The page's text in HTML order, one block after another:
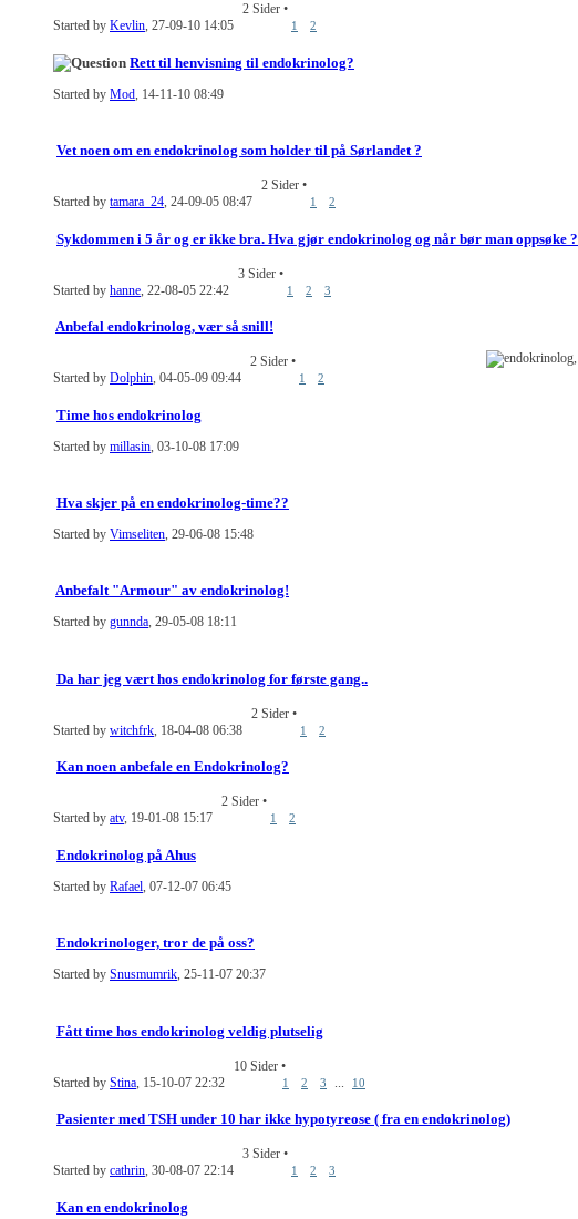
Started by Kevlin, 27-09-10 14:05
2 Sider •
1 2
Rett til henvisning til endokrinolog?
Started by Mod , 14-11-10 08:49
Vet noen om en endokrinolog som holder til på Sørlandet ?
Started by tamara_24, 24-09-05 08:47
2 Sider •
1 2
Sykdommen i 5 år og er ikke bra. Hva gjør endokrinolog og når bør man oppsøke ?
Started by hanne , 22-08-05 22:42
3 Sider •
1 2 3
Anbefal endokrinolog, vær så snill!
Started by Dolphin, 04-05-09 09:44
2 Sider •
1 2
Time hos endokrinolog
Started by millasin , 03-10-08 17:09
Hva skjer på en endokrinolog-time??
Started by Vimseliten, 29-06-08 15:48
Anbefalt "Armour" av endokrinolog!
Started by gunnda, 29-05-08 18:11
Da har jeg vært hos endokrinolog for første gang..
Started by witchfrk, 18-04-08 06:38
2 Sider •
1 2
Kan noen anbefale en Endokrinolog?
Started by atv, 19-01-08 15:17
2 Sider •
1 2
Endokrinolog på Ahus
Started by Rafael, 07-12-07 06:45
Endokrinologer, tror de på oss?
Started by Snusmumrik, 25-11-07 20:37
Fått time hos endokrinolog veldig plutselig
Started by Stina , 15-10-07 22:32
10 Sider •
1 2 3 10
Pasienter med TSH under 10 har ikke hypotyreose ( fra en endokrinolog)
Started by cathrin, 30-08-07 22:14
3 Sider •
1 2 3
Kan en endokrinolog